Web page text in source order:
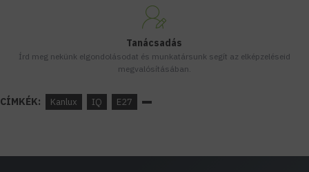
Tanácsadás
Írd meg nekünk elgondolásodat és munkatársunk segít az elképzeléseid
megvalósításában.
CÍMKÉK: Kanlux IQ E27